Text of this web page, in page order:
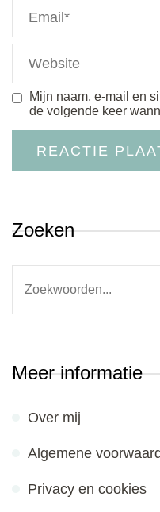
Mijn naam, e-mail en
de volgende keer
Zoeken
Meer informatie
Over mij
Algemene
Privacy en cookies